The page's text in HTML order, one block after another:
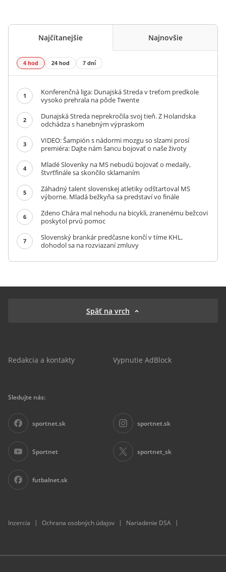
Najčítanejšie Najnovšie
4 hod 24 hod 7 dní
1
Konferenčná liga: Dunajská Streda v treťom predkole
vysoko prehrala na pôde Twente
2
Dunajská Streda neprekročila svoj tieň. Z Holandska
odchádza s hanebným výpraskom
3
VIDEO: Šampión s nádormi mozgu so slzami prosí
premiéra: Dajte nám šancu bojovať o naše životy
4
Mladé Slovenky na MS nebudú bojovať o medaily,
štvrťfinále sa skončilo sklamaním
5
Záhadný talent slovenskej atletiky odštartoval MS
výborne. Mladá bežkyňa sa predstaví vo finále
6
Zdeno Chára mal nehodu na bicykli, zranenému bežcovi
poskytol prvú pomoc
7
Slovenský brankár predčasne končí v tíme KHL,
dohodol sa na rozviazaní zmluvy
Späť na vrch
Redakcia a kontakty Vypnutie AdBlock
Sledujte nás:
sportnet.sk sportnet.sk
Sportnet sportnet_sk
futbalnet.sk
Inzercia | Ochrana osobných údajov | Nariadenie DSA |